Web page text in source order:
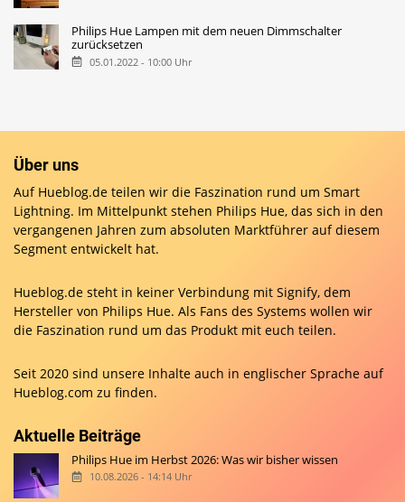
Philips Hue Lampen mit dem neuen Dimmschalter
zurücksetzen
05.01.2022 - 10:00 Uhr
Über uns
Auf Hueblog.de teilen wir die Faszination rund um Smart
Lightning. Im Mittelpunkt stehen Philips Hue, das sich in den
vergangenen Jahren zum absoluten Marktführer auf diesem
Segment entwickelt hat.
Hueblog.de steht in keiner Verbindung mit Signify, dem
Hersteller von Philips Hue. Als Fans des Systems wollen wir
die Faszination rund um das Produkt mit euch teilen.
Seit 2020 sind unsere Inhalte auch in englischer Sprache auf
Hueblog.com zu finden.
Aktuelle Beiträge
Philips Hue im Herbst 2026: Was wir bisher wissen
10.08.2026 - 14:14 Uhr